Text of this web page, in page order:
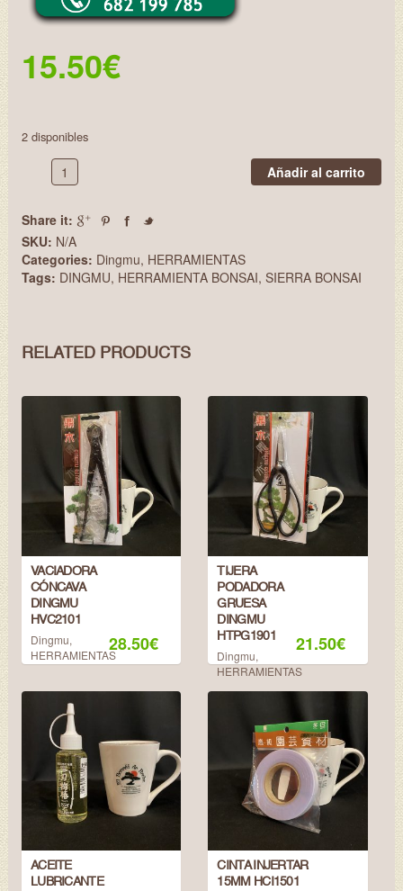
15.50€
2 disponibles
Añadir al carrito
SIERRA
PLEGABLE
HSP1801
cantidad
Share it:
SKU: N/A
Categories: Dingmu, HERRAMIENTAS
Tags: DINGMU, HERRAMIENTA BONSAI, SIERRA BONSAI
RELATED PRODUCTS
VACIADORA
CÓNCAVA
DINGMU
HVC2101
Dingmu,
HERRAMIENTAS28.50€
TIJERA
PODADORA
GRUESA
DINGMU
HTPG1901
Dingmu,
HERRAMIENTAS
21.50€
ACEITE
LUBRICANTE
CINTA INJERTAR
15MM HCI1501